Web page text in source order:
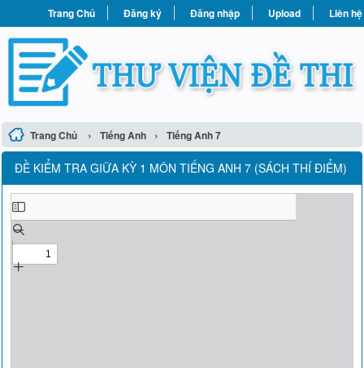
Trang Chủ Đăng ký Đăng nhập Upload Liên hệ
Trang Chủ › Tiếng Anh › Tiếng Anh 7
ĐỀ KIỂM TRA GIỮA KỲ 1 MÔN TIẾNG ANH 7 (SÁCH THÍ ĐIỂM)